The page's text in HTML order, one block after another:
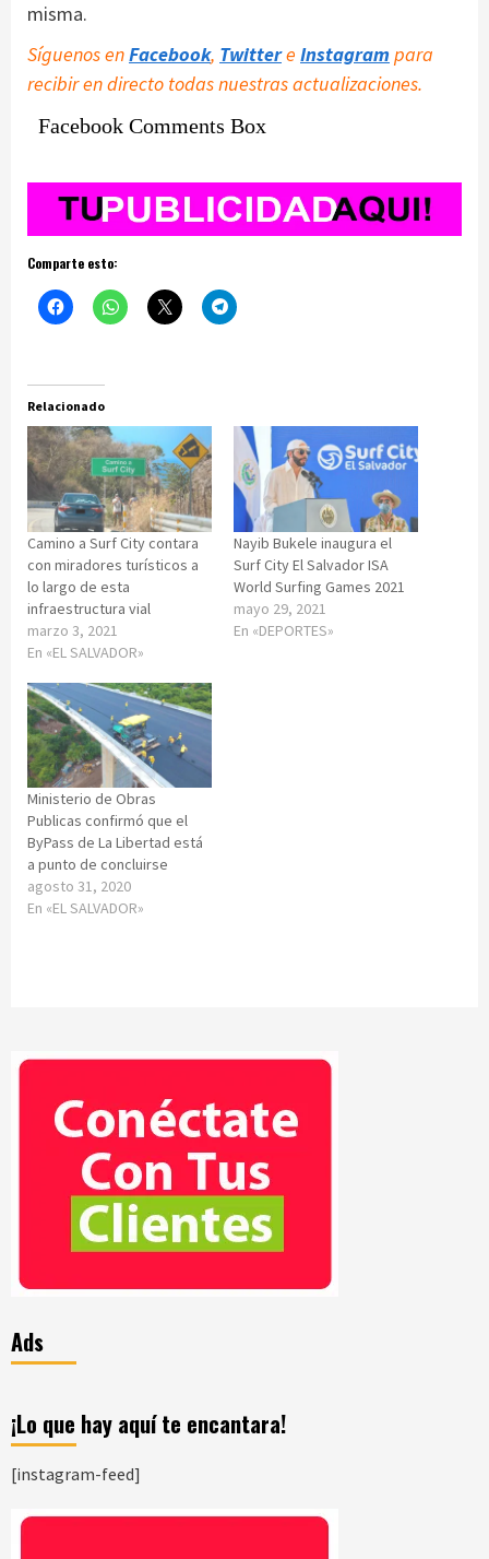
misma.
Síguenos enFacebook, Twittere Instagram para
recibir en directo todas nuestras actualizaciones.
Facebook Comments Box
Comparte esto:
Relacionado
Camino a Surf City contara
con miradores turísticos a
lo largo de esta
infraestructura vial
marzo 3, 2021
En «EL SALVADOR»
Nayib Bukele inaugura el
Surf City El Salvador ISA
World Surfing Games 2021
mayo 29, 2021
En «DEPORTES»
Ministerio de Obras
Publicas confirmó que el
ByPass de La Libertad está
a punto de concluirse
agosto 31, 2020
En «EL SALVADOR»
Ads
¡Lo que hay aquí te encantara!
[instagram-feed]